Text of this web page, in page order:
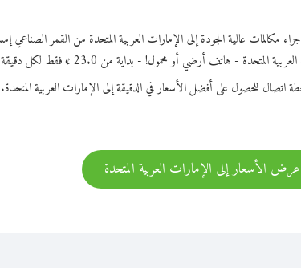
- هاتف أرضي أو محمول! - بداية من 23.0 ¢ فقط لكل دقيقة.
للحصول على أفضل الأسعار في الدقيقة إلى الإمارات العربية المتحدة.
عرض الأسعار إلى الإمارات العربية المتحدة